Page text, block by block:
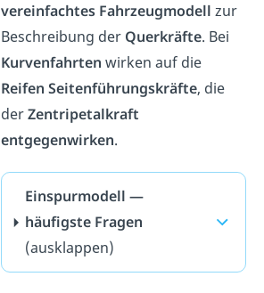
vereinfachtes Fahrzeugmodell zur
Beschreibung der Querkräfte. Bei
Kurvenfahrten wirken auf die
Reifen Seitenführungskräfte, die
derZentripetalkraft
entgegenwirken.
Einspurmodell —
häufigste Fragen
(ausklappen)